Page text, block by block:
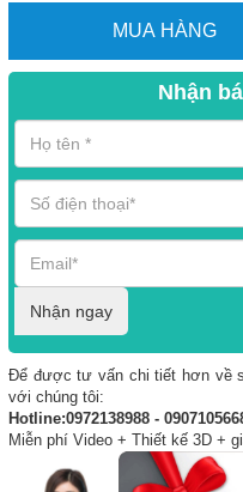
MUA HÀNG
Nhận
Nhận ngay
Để được tư vấn chi tiết hơn về
với chúng tôi:
Hotline:0972138988 -
Miễn phí Video + Thiết kế 3D +